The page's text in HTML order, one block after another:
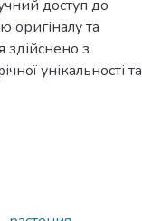
доступ до
оригіналу та
здійснено з
унікальності та